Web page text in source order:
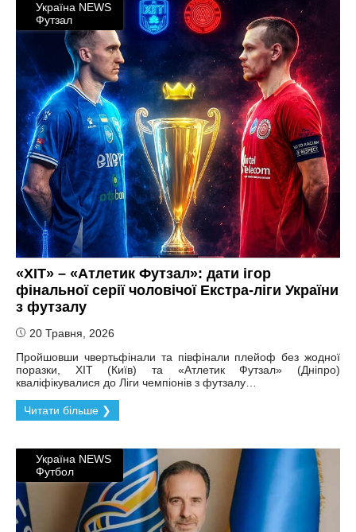
Україна NEWS
Футзал
«ХІТ» – «Атлетик Футзал»: дати ігор
фінальної серії чоловічої Екстра-ліги України
з футзалу
20 Травня, 2026
Пройшовши чвертьфінали та півфінали плейоф без жодної
поразки, ХІТ (Київ) та «Атлетик Футзал» (Дніпро)
кваліфікувалися до Ліги чемпіонів з футзалу…
Читати більше ❯
Україна NEWS
Футбол